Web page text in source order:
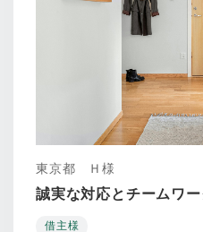
東京都 Ｈ様
誠実な対応とチームワ
借主様